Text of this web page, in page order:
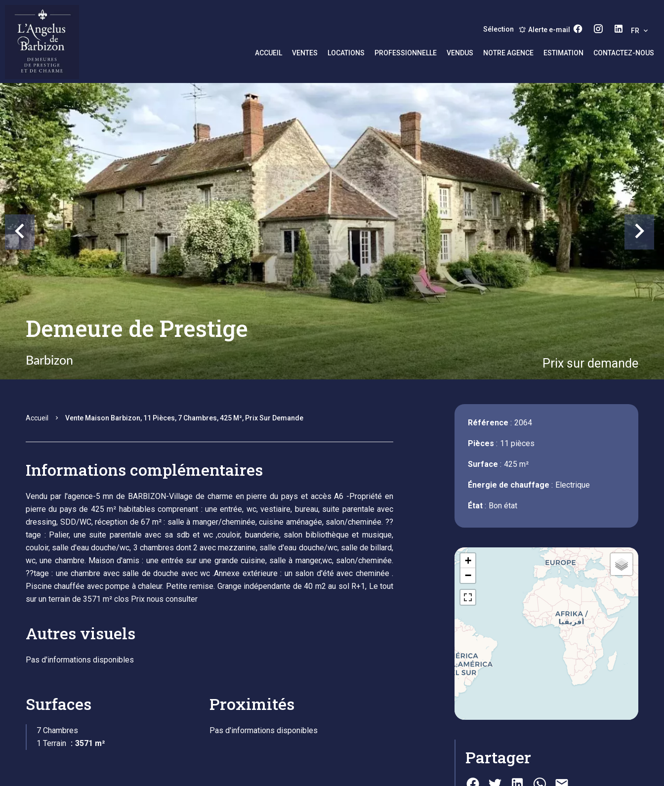
Sélection Alerte e-mail FR
ACCUEIL VENTES LOCATIONS PROFESSIONNELLE VENDUS NOTRE AGENCE ESTIMATION CONTACTEZ-NOUS
Demeure de Prestige
Barbizon Prix sur demande
Accueil Vente Maison Barbizon, 11 Pièces, 7 Chambres, 425 M², Prix Sur Demande
Informations complémentaires
Vendu par l'agence-5 mn de BARBIZON-Village de charme en pierre du pays et accès A6 -Propriété en
pierre du pays de 425 m² habitables comprenant : une entrée, wc, vestiaire, bureau, suite parentale avec
dressing, SDD/WC, réception de 67 m² : salle à manger/cheminée, cuisine aménagée, salon/cheminée. ??
tage : Palier, une suite parentale avec sa sdb et wc ,couloir, buanderie, salon bibliothèque et musique,
couloir, salle d'eau douche/wc, 3 chambres dont 2 avec mezzanine, salle d'eau douche/wc, salle de billard,
wc, une chambre. Maison d'amis : une entrée sur une grande cuisine, salle à manger,wc, salon/cheminée.
??tage : une chambre avec salle de douche avec wc .Annexe extérieure : un salon d'été avec cheminée .
Piscine chauffée avec pompe à chaleur. Petite remise. Grange indépendante de 40 m2 au sol R+1, Le tout
sur un terrain de 3571 m² clos Prix nous consulter
Autres visuels
Pas d'informations disponibles
Surfaces
7 Chambres
1 Terrain
3571 m²
Proximités
Pas d'informations disponibles
Référence 2064
Pièces 11 pièces
Surface 425 m²
Énergie de chauffage Electrique
État Bon état
+
−
Partager